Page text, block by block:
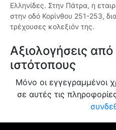
Ελληνίδες. Στην Πάτρα, η
στην οδό Κορίνθου 251-253,
τρέχουσες κολεξιόν της.
Αξιολογήσεις
ιστότοπους
Μόνο οι εγγεγραμμένοι
σε αυτές τις